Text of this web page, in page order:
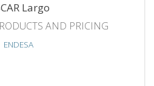
Largo
AND PRICING
ENDESA